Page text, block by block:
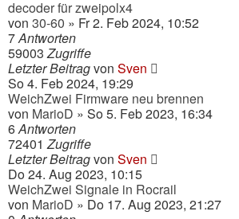
decoder für zweipolx4
von 30-60 » Fr 2. Feb 2024, 10:52
7Antworten
59003Zugriffe
Letzter Beitragvon Sven
So 4. Feb 2024, 19:29
WeichZwei Firmware neu brennen
von MarioD » So 5. Feb 2023, 16:34
6Antworten
72401Zugriffe
Letzter Beitragvon Sven
Do 24. Aug 2023, 10:15
WeichZwei Signale in Rocrail
von MarioD » Do 17. Aug 2023, 21:27